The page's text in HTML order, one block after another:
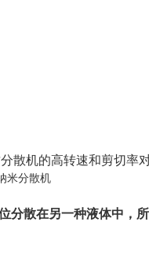
散机的高转速和剪切率
散在另一种液体中，